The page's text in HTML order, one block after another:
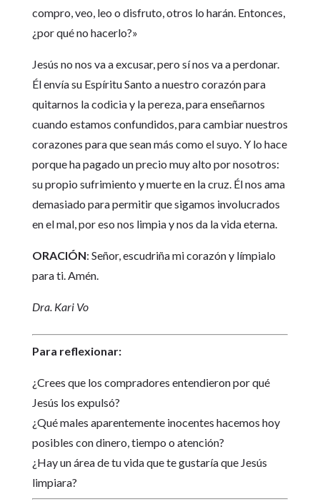
compro, veo, leo o disfruto, otros lo harán. Entonces,
¿por qué no hacerlo?»
Jesús no nos va a excusar, pero sí nos va a perdonar.
Él envía su Espíritu Santo a nuestro corazón para
quitarnos la codicia y la pereza, para enseñarnos
cuando estamos confundidos, para cambiar nuestros
corazones para que sean más como el suyo. Y lo hace
porque ha pagado un precio muy alto por nosotros:
su propio sufrimiento y muerte en la cruz. Él nos ama
demasiado para permitir que sigamos involucrados
en el mal, por eso nos limpia y nos da la vida eterna.
ORACIÓN: Señor, escudriña mi corazón y límpialo
para ti. Amén.
Dra. Kari Vo
Para reflexionar:
¿Crees que los compradores entendieron por qué
Jesús los expulsó?
¿Qué males aparentemente inocentes hacemos hoy
posibles con dinero, tiempo o atención?
¿Hay un área de tu vida que te gustaría que Jesús
limpiara?